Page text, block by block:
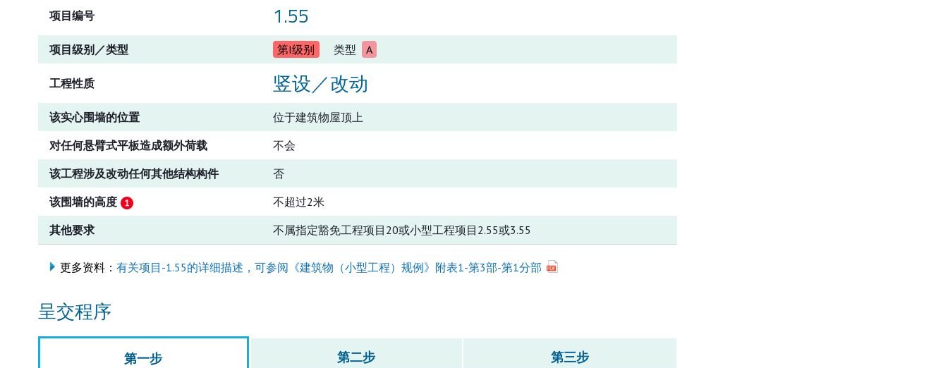
项目编号 1.55
项目级别／类型 第I级别 类型 A
工程性质 竖设／改动
该实心围墙的位置
位于建筑物屋顶上
对任何悬臂式平板造成额外荷载
不会
该工程涉及改动任何其他结构构件
否
该围墙的高度
不超过2米
其他要求
不属指定豁免工程项目20或小型工程项目2.55或3.55
更多资料： 有关项目-1.55的详细描述，可参阅《建筑物（小型工程）规例》附表1-第3部-第1分部
呈交程序
第一步 第二步 第三步